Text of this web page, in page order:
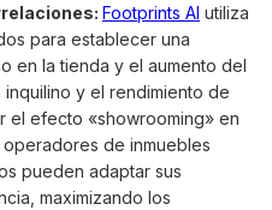
Footprints AI utiliza
para establecer una
en la tienda y el aumento del
y el rendimiento de
el efecto «showrooming» en
de inmuebles
pueden adaptar sus
maximizando los